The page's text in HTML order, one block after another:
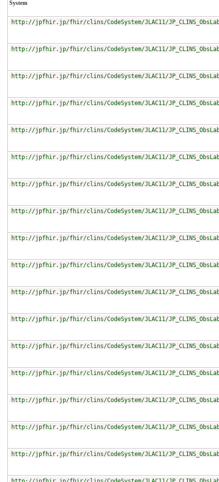
System
http://jpfhir.jp/fhir/clins/CodeSystem/JLAC11/
http://jpfhir.jp/fhir/clins/CodeSystem/JLAC11/
http://jpfhir.jp/fhir/clins/CodeSystem/JLAC11/
http://jpfhir.jp/fhir/clins/CodeSystem/JLAC11/
http://jpfhir.jp/fhir/clins/CodeSystem/JLAC11/
http://jpfhir.jp/fhir/clins/CodeSystem/JLAC11/
http://jpfhir.jp/fhir/clins/CodeSystem/JLAC11/
http://jpfhir.jp/fhir/clins/CodeSystem/JLAC11/
http://jpfhir.jp/fhir/clins/CodeSystem/JLAC11/
http://jpfhir.jp/fhir/clins/CodeSystem/JLAC11/
http://jpfhir.jp/fhir/clins/CodeSystem/JLAC11/
http://jpfhir.jp/fhir/clins/CodeSystem/JLAC11/
http://jpfhir.jp/fhir/clins/CodeSystem/JLAC11/
http://jpfhir.jp/fhir/clins/CodeSystem/JLAC11/
http://jpfhir.jp/fhir/clins/CodeSystem/JLAC11/
http://jpfhir.jp/fhir/clins/CodeSystem/JLAC11/
http://jpfhir.jp/fhir/clins/CodeSystem/JLAC11/